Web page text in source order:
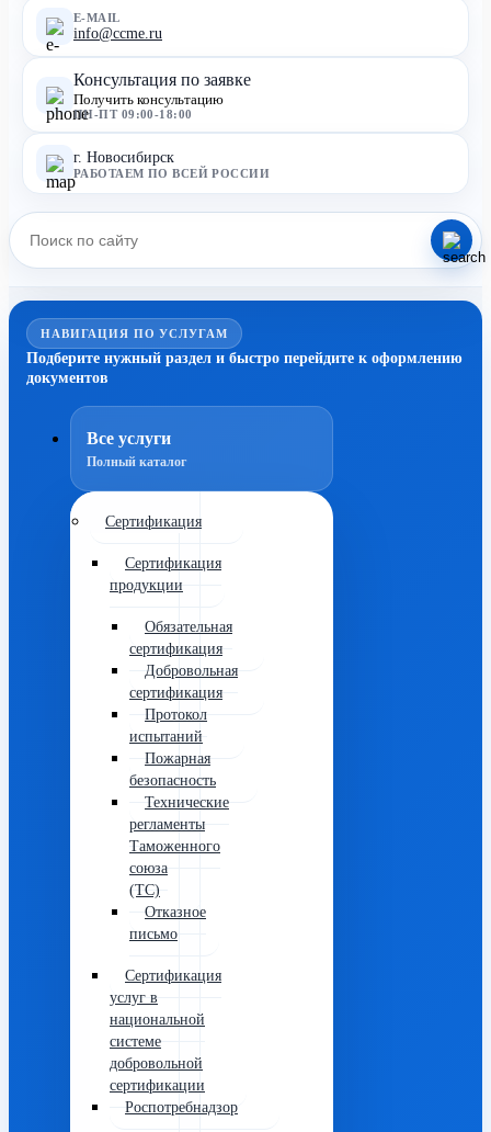
E-MAIL
info@ccme.ru
Консультация по заявке
Получить консультацию
ПН-ПТ 09:00-18:00
г. Новосибирск
РАБОТАЕМ ПО ВСЕЙ РОССИИ
НАВИГАЦИЯ ПО УСЛУГАМ
Подберите нужный раздел и быстро перейдите к оформлению
документов
Все услуги
Полный каталог
Сертификация
Сертификация
продукции
Обязательная
сертификация
Добровольная
сертификация
Протокол
испытаний
Пожарная
безопасность
Технические
регламенты
Таможенного
союза
(ТС)
Отказное
письмо
Сертификация
услуг в
национальной
системе
добровольной
сертификации
Роспотребнадзор